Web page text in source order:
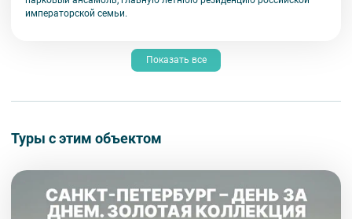
императорской семьи.
Показать все
Туры с этим объектом